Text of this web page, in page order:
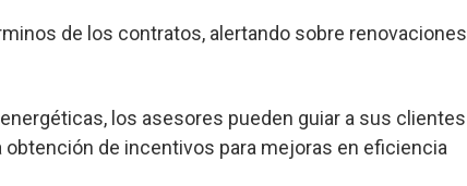
de los contratos, alertando sobre renovaciones
los asesores pueden guiar a sus clientes
de incentivos para mejoras en eficiencia